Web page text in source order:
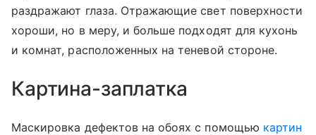
раздражают глаза. Отражающие свет поверхности
хороши, но в меру, и больше подходят для кухонь
и комнат, расположенных на теневой стороне.
Картина-заплатка
Маскировка дефектов на обоях с помощью картин